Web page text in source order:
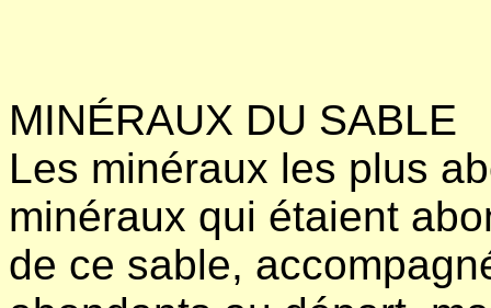
MINÉRAUX DU SABLE
Les minéraux les plus
minéraux qui étaient
de ce sable,